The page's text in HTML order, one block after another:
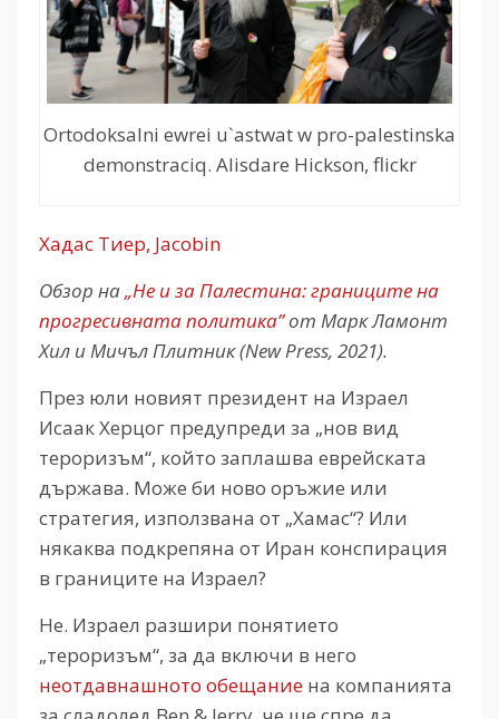
Ortodoksalni ewrei u`astwat w pro-palestinska
demonstraciq. Alisdare Hickson, flickr
Хадас Тиер, Jacobin
Обзор на„Не и за Палестина: границите на
прогресивната политика”от Марк Ламонт
Хил и Мичъл Плитник (New Press, 2021).
През юли новият президент на Израел
Исаак Херцог предупреди за „нов вид
тероризъм“, който заплашва еврейската
държава. Може би ново оръжие или
стратегия, използвана от „Хамас“? Или
някаква подкрепяна от Иран конспирация
в границите на Израел?
Не. Израел разшири понятието
„тероризъм“, за да включи в него
неотдавнашното обещание на компанията